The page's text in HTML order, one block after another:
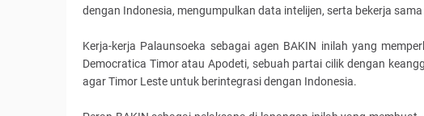
dengan Indonesia, mengumpulkan data intelijen, serta bekerja
Kerja-kerja Palaunsoeka sebagai agen BAKIN inilah yang
Democratica Timor atau Apodeti, sebuah partai cilik dengan
agar Timor Leste untuk berintegrasi dengan Indonesia.